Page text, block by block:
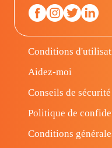
Conditions
Aidez-moi
Conseils de sécurité
Politique de
Conditions